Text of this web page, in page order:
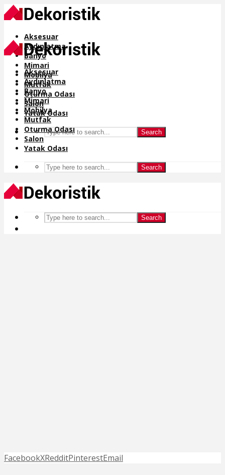
Aksesuar
Aydınlatma
Banyo
Mimari
Mobilya
Mutfak
Oturma Odası
Salon
Yatak Odası
Search
Aksesuar
Aydınlatma
Banyo
Mimari
Mobilya
Mutfak
Oturma Odası
Salon
Yatak Odası
Search
Search
FacebookXRedditPinterestEmail